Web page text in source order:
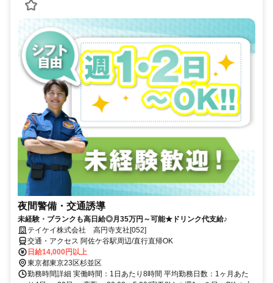
夜間警備・交通誘導
未経験・ブランクも高日給◎月35万円～可能★ドリンク代支給♪
テイケイ株式会社 高円寺支社[052]
交通・アクセス 阿佐ケ谷駅周辺/直行直帰OK
日給14,000円以上
東京都東京23区杉並区
勤務時間詳細 実働時間：1日あたり8時間 平均勤務日数：1ヶ月あた